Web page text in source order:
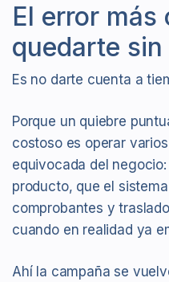
El error más
quedarte
Es no darte cuenta a
Porque un quiebre
costoso es operar
equivocada del
producto, que el
comprobantes y
cuando en realidad ya
Ahí la campaña se